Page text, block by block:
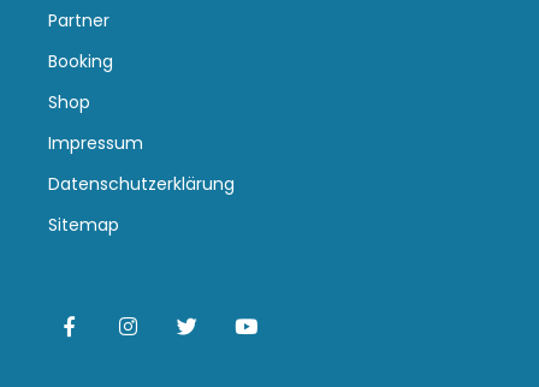
Partner
Booking
Shop
Impressum
Datenschutzerklärung
Sitemap